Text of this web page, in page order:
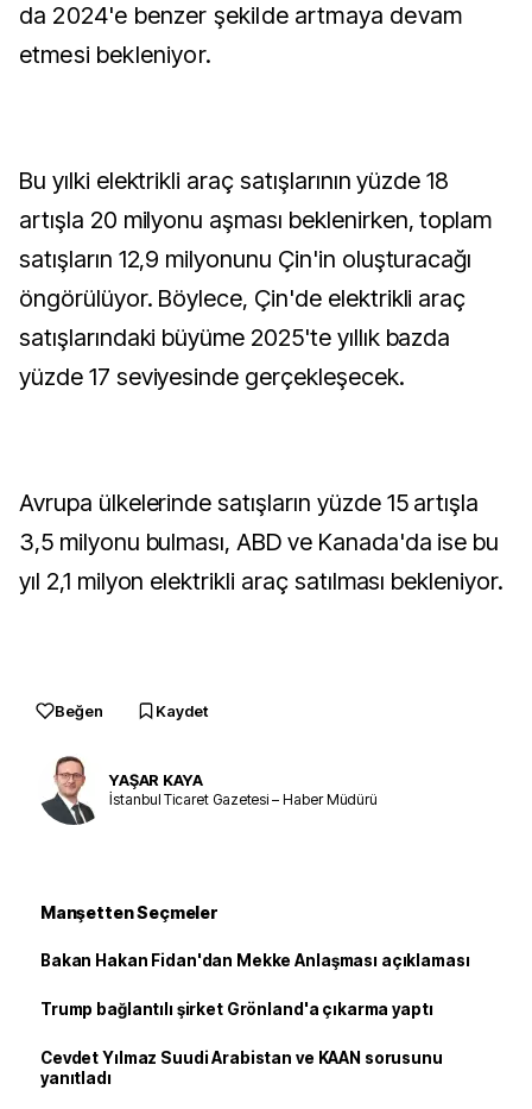
da 2024'e benzer şekilde artmaya devam
etmesi bekleniyor.
Bu yılki elektrikli araç satışlarının yüzde 18
artışla 20 milyonu aşması beklenirken, toplam
satışların 12,9 milyonunu Çin'in oluşturacağı
öngörülüyor. Böylece, Çin'de elektrikli araç
satışlarındaki büyüme 2025'te yıllık bazda
yüzde 17 seviyesinde gerçekleşecek.
Avrupa ülkelerinde satışların yüzde 15 artışla
3,5 milyonu bulması, ABD ve Kanada'da ise bu
yıl 2,1 milyon elektrikli araç satılması bekleniyor.
Beğen Kaydet
YAŞAR KAYA
İstanbul Ticaret Gazetesi – Haber Müdürü
Manşetten Seçmeler
Bakan Hakan Fidan'dan Mekke Anlaşması açıklaması
Trump bağlantılı şirket Grönland'a çıkarma yaptı
Cevdet Yılmaz Suudi Arabistan ve KAAN sorusunu
yanıtladı